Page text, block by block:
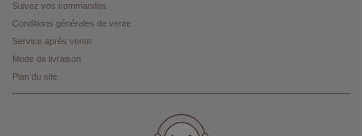
Suivez vos commandes
Conditions générales de vente
Service après vente
Mode de livraison
Plan du site